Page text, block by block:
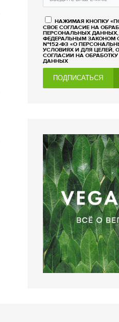
НАЖИМАЯ КНОПКУ
СВОЕ СОГЛАСИЕ НА
ПЕРСОНАЛЬНЫХ ДАННЫХ,
ФЕДЕРАЛЬНЫМ ЗАКОНОМ
№152-ФЗ «О
УСЛОВИЯХ И ДЛЯ ЦЕЛЕЙ,
СОГЛАСИИ НА
ДАННЫХ
ПОДПИСАТЬСЯ